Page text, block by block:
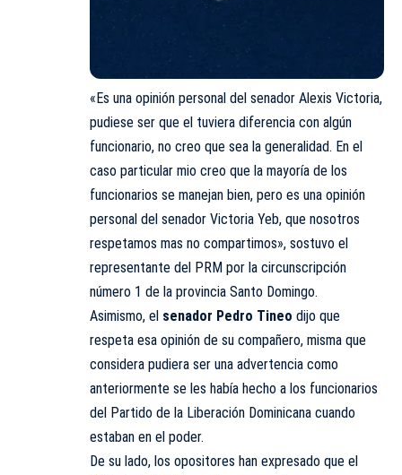
«Es una opinión personal del senador Alexis Victoria,
pudiese ser que el tuviera diferencia con algún
funcionario, no creo que sea la generalidad. En el
caso particular mio creo que la mayoría de los
funcionarios se manejan bien, pero es una opinión
personal del senador Victoria Yeb, que nosotros
respetamos mas no compartimos», sostuvo el
representante del PRM por la circunscripción
número 1 de la provincia Santo Domingo.
Asimismo, el senador Pedro Tineo dijo que
respeta esa opinión de su compañero, misma que
considera pudiera ser una advertencia como
anteriormente se les había hecho a los funcionarios
del Partido de la Liberación Dominicana cuando
estaban en el poder.
De su lado, los opositores han expresado que el